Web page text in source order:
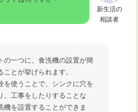
新生活の
相談者
の一つに、食洗機の設置が簡
ことが挙げられます。
を使うことで、シンクに穴を
、工事をしたりすることな
機を設置することができま